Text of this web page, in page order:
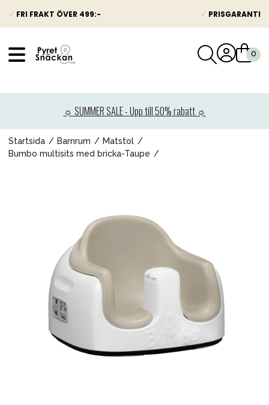
✓ FRI FRAKT ÖVER 499:- ✓ PRISGARANTI
☼ SUMMER SALE - Upp till 50% rabatt ☼
Startsida Barnrum
Matstol
Bumbo multisits med bricka-Taupe
Barnvagnar
Bilbarnstolar
Förälder
Möbler & bädd
Tillbehör
Reservdelar
Kampanjer
Presenttips
Våra favoriter